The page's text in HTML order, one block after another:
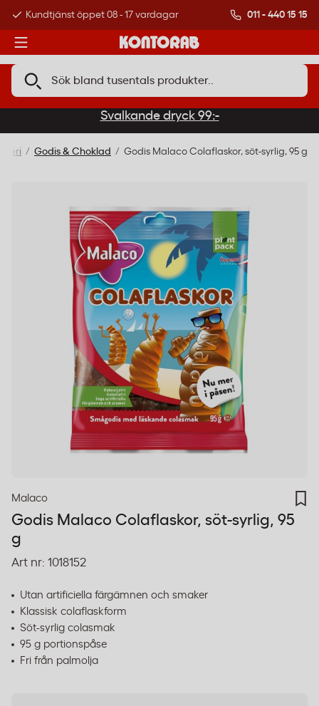
Kundtjänst öppet 08 - 17 vardagar Över 500 000
011 - 440 15 15
Svalkande dryck 99:-
Godis & Choklad Godis Malaco Colaflaskor, söt-syrlig, 95 g
Malaco
Godis Malaco Colaflaskor, söt-syrlig, 95
g
Art nr: 1018152
Utan artificiella färgämnen och smaker
Klassisk colaflaskform
Söt-syrlig colasmak
95 g portionspåse
Fri från palmolja